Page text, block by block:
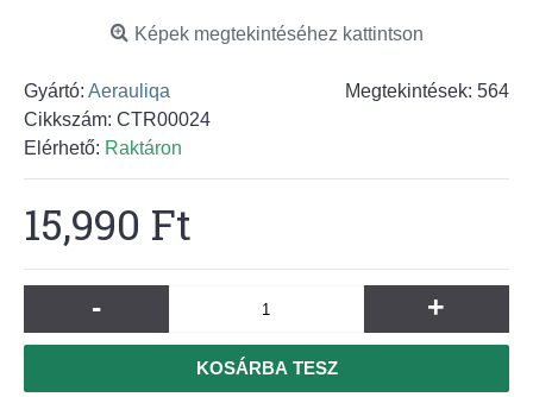
Képek megtekintéséhez kattintson
Megtekintések: 564
Gyártó: Aerauliqa
Cikkszám: CTR00024
Elérhető: Raktáron
15,990 Ft
- +
KOSÁRBA TESZ